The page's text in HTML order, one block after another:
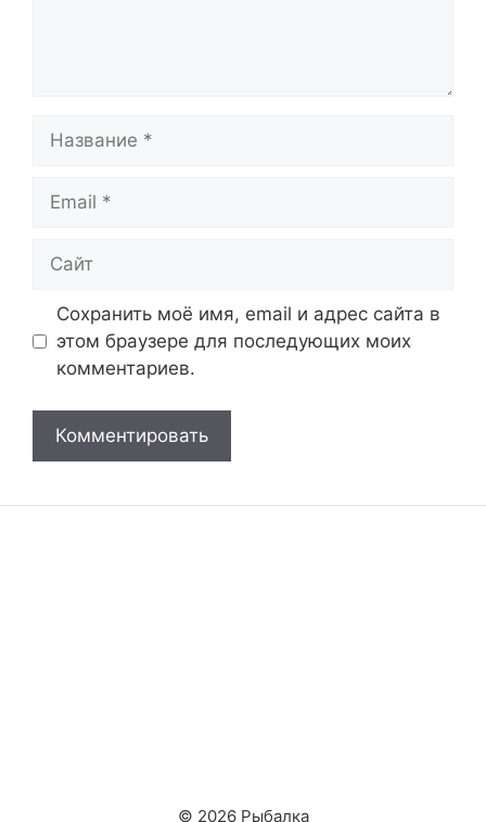
Название
Email
Сайт
Сохранить моё имя, email и адрес сайта в
этом браузере для последующих моих
комментариев.
© 2026 Рыбалка